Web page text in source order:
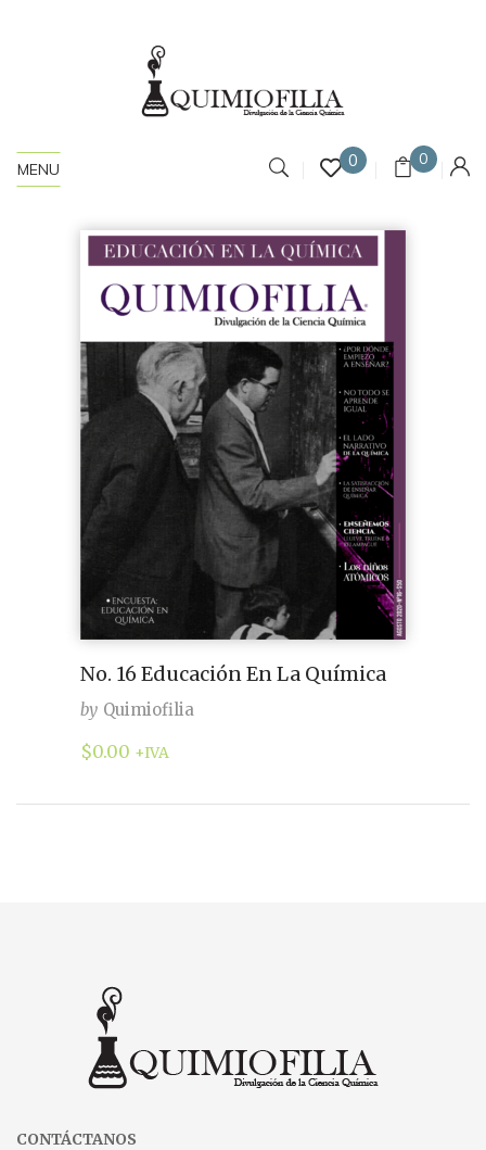
MENU 0 0
No. 16 Educación En La Química
by Quimiofilia
$0.00 +IVA
CONTÁCTANOS